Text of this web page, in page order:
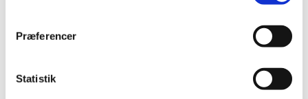
Præferencer
Statistik
|1. februar 2018
2018. Galten Apotek er beliggende i postnummer 8464.